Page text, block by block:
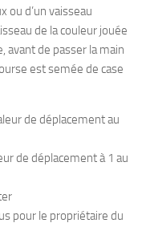
ou d’un vaisseau
de la couleur jouée
avant de passer la main
est semée de case
de déplacement au
de déplacement à 1 au
pour le propriétaire du